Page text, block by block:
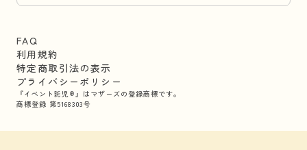
FAQ
利用規約
特定商取引法の表示
プライバシーポリシー
『イベント託児®』はマザーズの登録商標です。
商標登録 第5168303号